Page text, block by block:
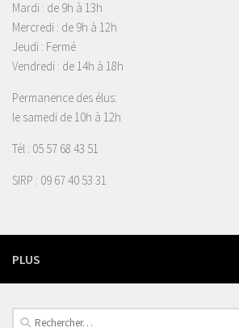
Mardi : de 9h à 13h
Mercredi : de 9h à 12h
Jeudi : Fermé
Vendredi : de 14h à 18h
Permanence des élus:
le samedi de 10h à 12h
Tél : 05 57 68 43 51
SIRP : 09 67 40 53 31
PLUS
Rechercher :